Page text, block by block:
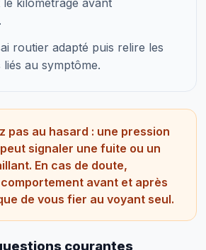
kilométrage avant
routier adapté puis relire les
au symptôme.
pas au hasard : une pression
signaler une fuite ou un
En cas de doute,
avant et après
de vous fier au voyant seul.
courantes